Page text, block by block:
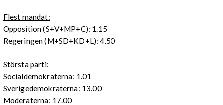
Flest mandat:
Opposition (S+V+MP+C): 1.15
Regeringen (M+SD+KD+L): 4.50
Största parti:
Socialdemokraterna: 1.01
Sverigedemokraterna: 13.00
Moderaterna: 17.00